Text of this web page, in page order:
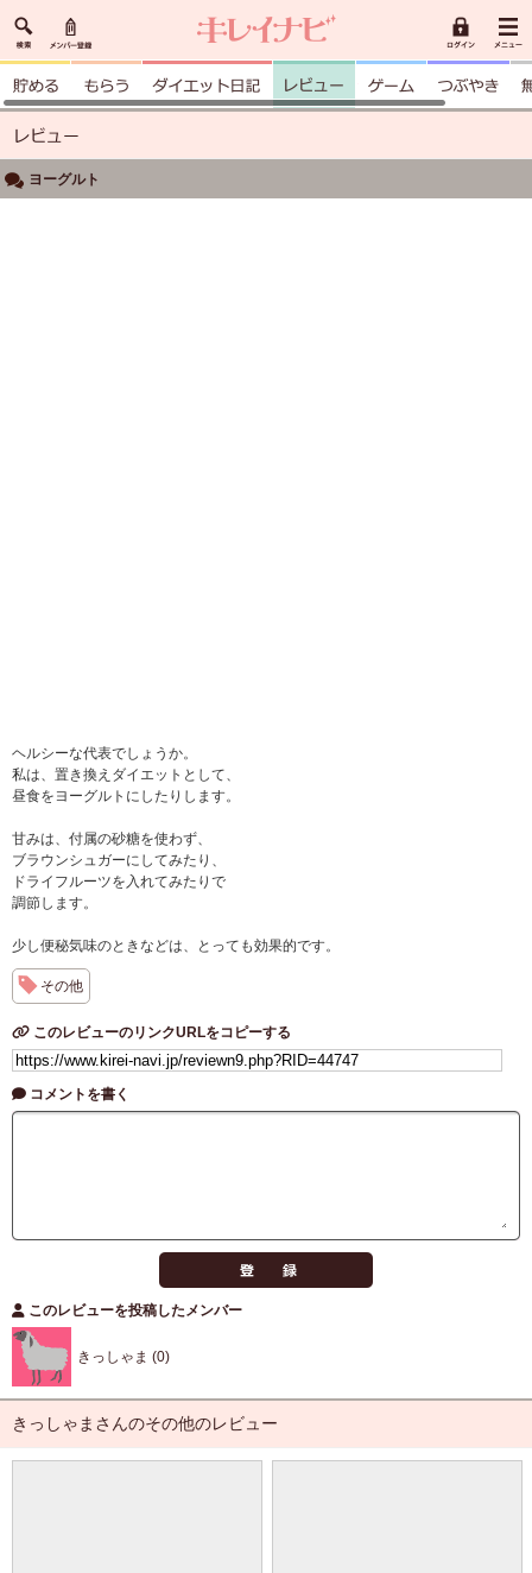
ヨーグルト
ヘルシーな代表でしょうか。
私は、置き換えダイエットとして、
昼食をヨーグルトにしたりします。
甘みは、付属の砂糖を使わず、
ブラウンシュガーにしてみたり、
ドライフルーツを入れてみたりで
調節します。
少し便秘気味のときなどは、とっても効果的です。
その他
このレビューのリンクURLをコピーする
コメントを書く
このレビューを投稿したメンバー
きっしゃま (0)
きっしゃまさんのその他のレビュー